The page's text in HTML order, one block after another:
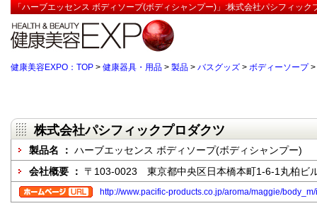
「ハーブエッセンス ボディソープ(ボディシャンプー)」:株式会社パシフィック
健康美容EXPO：TOP > 健康器具・用品 > 製品 > バスグッズ > ボディーソープ>
株式会社パシフィックプロダクツ
製品名 ： ハーブエッセンス ボディソープ(ボディシャンプー)
会社概要 ： 〒103-0023 東京都中央区日本橋本町1-6-1丸柏ビ
http://www.pacific-products.co.jp/aroma/maggie/